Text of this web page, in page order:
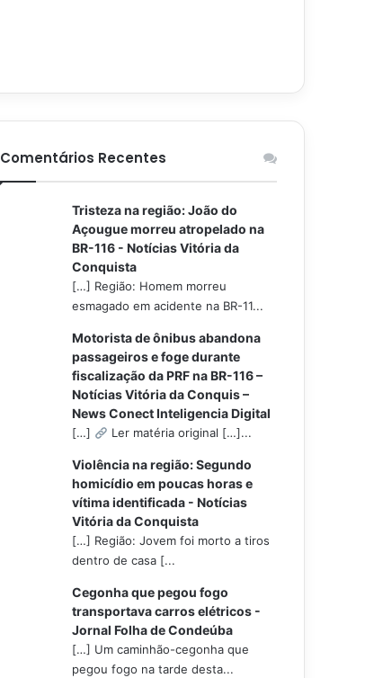
Comentários Recentes
Tristeza na região: João do
Açougue morreu atropelado na
BR-116 - Notícias Vitória da
Conquista
[…] Região: Homem morreu
esmagado em acidente na BR-11...
Motorista de ônibus abandona
passageiros e foge durante
fiscalização da PRF na BR-116 –
Notícias Vitória da Conquis –
News Conect Inteligencia Digital
[…] Ler matéria original […]...
Violência na região: Segundo
homicídio em poucas horas e
vítima identificada - Notícias
Vitória da Conquista
[…] Região: Jovem foi morto a tiros
dentro de casa [...
Cegonha que pegou fogo
transportava carros elétricos -
Jornal Folha de Condeúba
[…] Um caminhão-cegonha que
pegou fogo na tarde desta...